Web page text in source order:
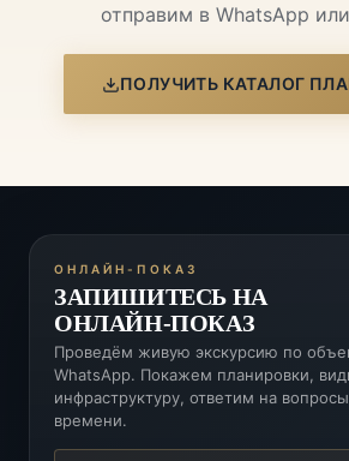
отправим в WhatsApp
ПОЛУЧИТЬ КАТАЛОГ
ОНЛАЙН-ПОКАЗ
ЗАПИШИТЕСЬ НА
ОНЛАЙН-ПОКАЗ
Проведём живую экскурсию по
WhatsApp. Покажем планировки,
инфраструктуру, ответим на
времени.